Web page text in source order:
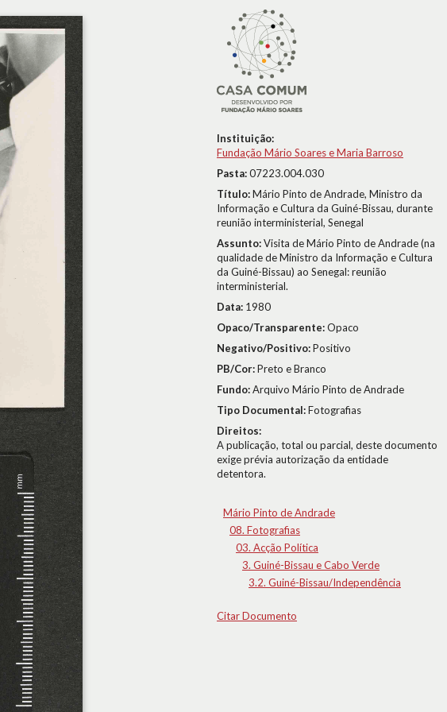
Instituição:
Fundação Mário Soares e Maria Barroso
Pasta:07223.004.030
Título:Mário Pinto de Andrade, Ministro da
Informação e Cultura da Guiné-Bissau, durante
reunião interministerial, Senegal
Assunto:Visita de Mário Pinto de Andrade (na
qualidade de Ministro da Informação e Cultura
da Guiné-Bissau) ao Senegal: reunião
interministerial.
Data: 1980
Opaco/Transparente:Opaco
Negativo/Positivo:Positivo
PB/Cor:Preto e Branco
Fundo:Arquivo Mário Pinto de Andrade
Tipo Documental:Fotografias
Direitos:
A publicação, total ou parcial, deste documento
exige prévia autorização da entidade
detentora.
Mário Pinto de Andrade
08. Fotografias
03. Acção Política
3. Guiné-Bissau e Cabo Verde
3.2. Guiné-Bissau/Independência
Citar Documento